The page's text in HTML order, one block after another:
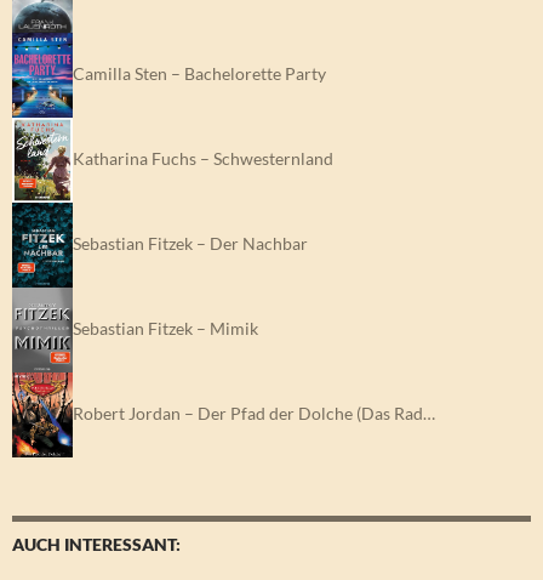
Camilla Sten – Bachelorette Party
Katharina Fuchs – Schwesternland
Sebastian Fitzek – Der Nachbar
Sebastian Fitzek – Mimik
Robert Jordan – Der Pfad der Dolche (Das Rad…
AUCH INTERESSANT: